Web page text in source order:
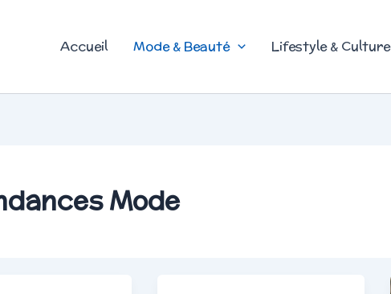
Accueil Mode & Beauté Lifestyle & Culture
Mode